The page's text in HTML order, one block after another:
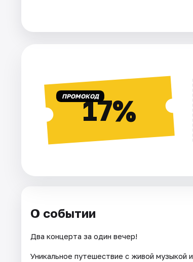
ПРОМОКОД17%
О событии
Два концерта за один вечер!
Уникальное путешествие с живой